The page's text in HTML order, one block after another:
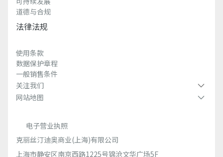
道德与合规
法律法规
使用条款
数据保护章程
一般销售条件
关注我们
网站地图
电子营业执照
克丽丝汀迪奥商业(上海)有限公司
上海市静安区南京西路1225号锦沧文华广场5F